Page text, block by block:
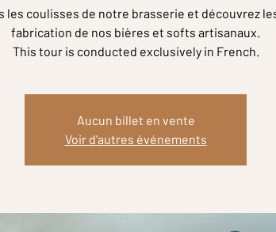
les coulisses de notre brasserie et découvrez
fabrication de nos bières et softs artisanaux.
Aucun billet en vente
Voir d'autres événements